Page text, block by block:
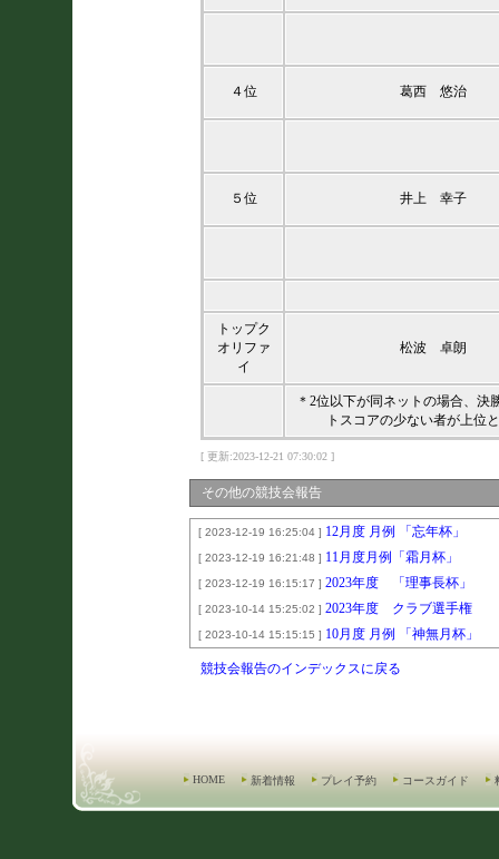
４位 葛西 悠治
５位 井上 幸子
トップク
オリファ
イ
松波 卓朗
＊2位以下が同ネットの場合、決
トスコアの少ない者が上位
[ 更新:2023-12-21 07:30:02 ]
その他の競技会報告
[ 2023-12-19 16:25:04 ] 12月度 月例 「忘年杯」
[ 2023-12-19 16:21:48 ] 11月度月例「霜月杯」
[ 2023-12-19 16:15:17 ] 2023年度 「理事長杯」
[ 2023-10-14 15:25:02 ] 2023年度 クラブ選手権
[ 2023-10-14 15:15:15 ] 10月度 月例 「神無月杯」
競技会報告のインデックスに戻る
HOME 新着情報 プレイ予約 コースガイド